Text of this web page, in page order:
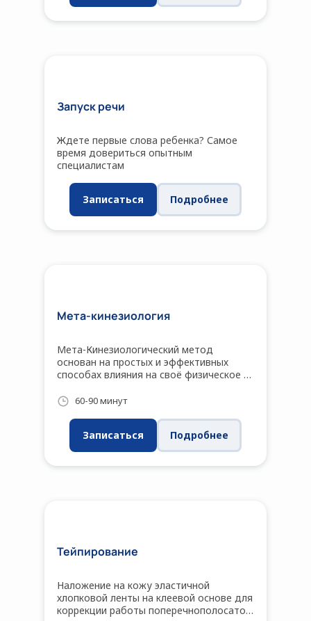
Запуск речи
Ждете первые слова ребенка? Самое
время довериться опытным
специалистам
Записаться Подробнее
Мета-кинезиология
Мета-Кинезиологический метод
основан на простых и эффективных
способах влияния на своё физическое и
жизни и возможность быть полезными
60-90 минут
Записаться Подробнее
Тейпирование
Наложение на кожу эластичной
хлопковой ленты на клеевой основе для
коррекции работы поперечнополосатой